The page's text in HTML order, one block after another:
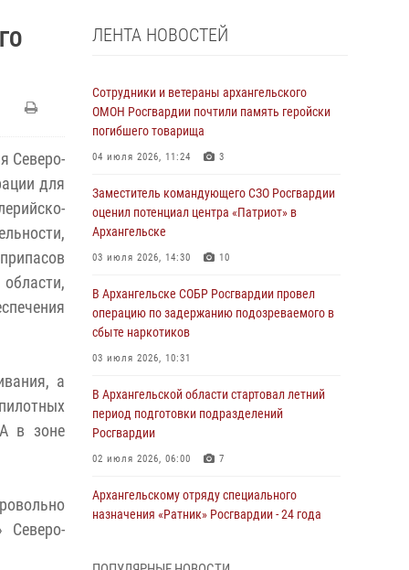
Северо-
для
а
в зоне
Северо-
ЛЕНТА НОВОСТЕЙ
Сотрудники и ветераны архангельского
ОМОН Росгвардии почтили память геройски
погибшего товарища
04 июля 2026, 11:24 3
Заместитель командующего СЗО Росгвардии
оценил потенциал центра «Патриот» в
Архангельске
03 июля 2026, 14:30 10
В Архангельске СОБР Росгвардии провел
операцию по задержанию подозреваемого в
сбыте наркотиков
03 июля 2026, 10:31
В Архангельской области стартовал летний
период подготовки подразделений
Росгвардии
02 июля 2026, 06:00 7
Архангельскому отряду специального
назначения «Ратник» Росгвардии - 24 года